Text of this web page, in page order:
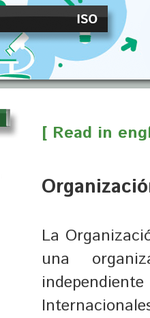
[ Read in
La
una